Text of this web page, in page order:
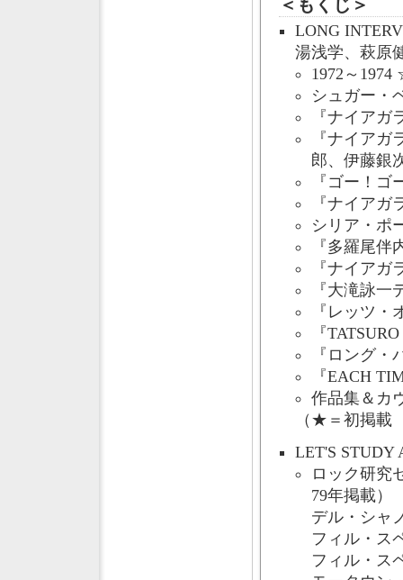
＜もくじ＞
LONG
湯浅学、萩原
1972～1974
シュガー・
『ナイア
『ナイア
郎、伊藤銀
『ゴー！
『ナイア
シリア・ポ
『多羅尾伴
『ナイア
『大滝詠
『レッツ
『
『ロング・
『EACH
作品集＆カ
（★＝初掲
LET'S
ロック研究
79年掲載
デル・シ
フィル・
フィル・